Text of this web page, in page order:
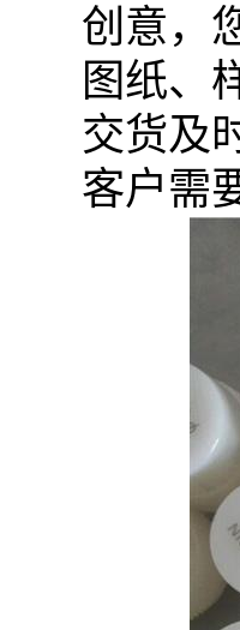
创意，
图纸、
交货及
客户需